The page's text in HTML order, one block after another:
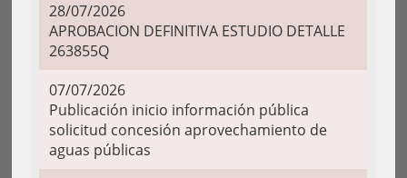
28/07/2026
APROBACION DEFINITIVA ESTUDIO DETALLE
263855Q
07/07/2026
Publicación inicio información pública
solicitud concesión aprovechamiento de
aguas públicas